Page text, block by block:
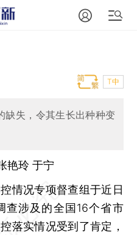
T中
缺失，令其生长出种种变
艳玲于宁
况专项督查组于近日
查涉及的全国16个省市
落实情况受到了肯定，